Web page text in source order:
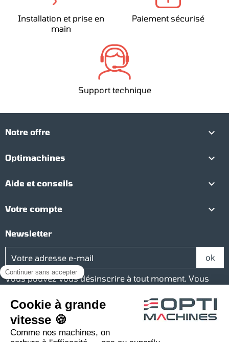
Installation et prise en
main
Paiement sécurisé
Support technique
Notre offre 
Optimachines 
Aide et conseils 
Votre compte 
Newsletter
Vous pouvez vous désinscrire à tout moment. Vous
les conditions d'utilisation du site.
Réseaux sociaux